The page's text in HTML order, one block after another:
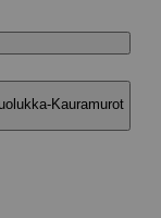
Kauramurot